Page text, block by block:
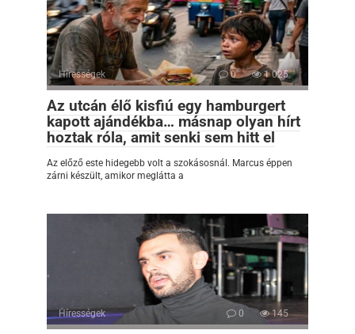
Hírességek 0 1 025
Az utcán élő kisfiú egy hamburgert
kapott ajándékba… másnap olyan hírt
hoztak róla, amit senki sem hitt el
Az előző este hidegebb volt a szokásosnál. Marcus éppen
zárni készült, amikor meglátta a
Hírességek 0 145